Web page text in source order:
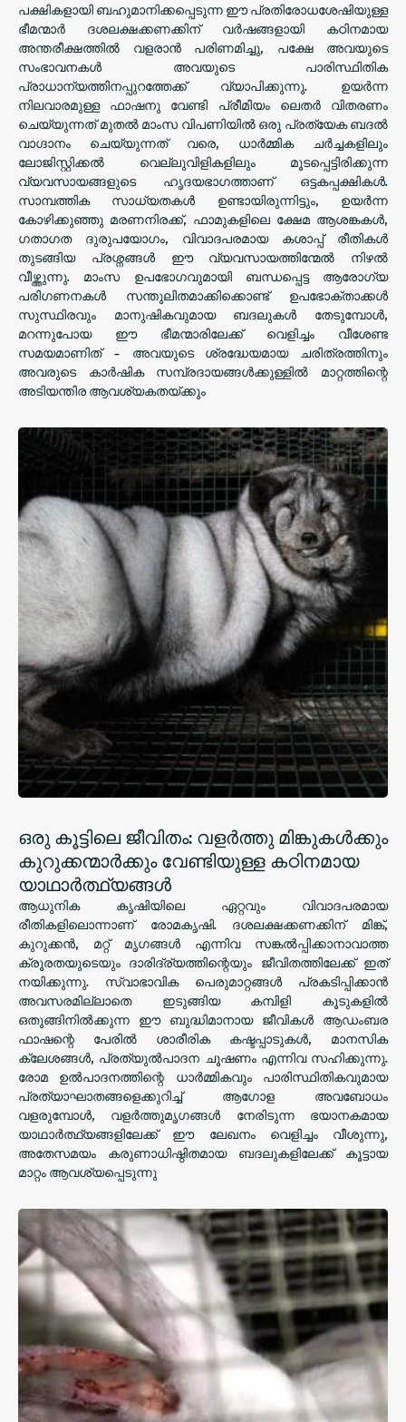
പക്ഷികളായി ബഹുമാനിക്കപ്പെടുന്ന ഈ പ്രതിരോധശേഷിയുള്ള
ഭീമന്മാർ ദശലക്ഷക്കണക്കിന് വർഷങ്ങളായി കഠിനമായ
അന്തരീക്ഷത്തിൽ വളരാൻ പരിണമിച്ചു, പക്ഷേ അവയുടെ
സംഭാവനകൾ അവയുടെ പാരിസ്ഥിതിക
പ്രാധാന്യത്തിനപ്പുറത്തേക്ക് വ്യാപിക്കുന്നു. ഉയർന്ന
നിലവാരമുള്ള ഫാഷനു വേണ്ടി പ്രീമിയം ലെതർ വിതരണം
ചെയ്യുന്നത് മുതൽ മാംസ വിപണിയിൽ ഒരു പ്രത്യേക ബദൽ
വാഗ്ദാനം ചെയ്യുന്നത് വരെ, ധാർമ്മിക ചർച്ചകളിലും
ലോജിസ്റ്റിക്കൽ വെല്ലുവിളികളിലും മൂടപ്പെട്ടിരിക്കുന്ന
വ്യവസായങ്ങളുടെ ഹൃദയഭാഗത്താണ് ഒട്ടകപ്പക്ഷികൾ.
സാമ്പത്തിക സാധ്യതകൾ ഉണ്ടായിരുന്നിട്ടും, ഉയർന്ന
കോഴിക്കുഞ്ഞു മരണനിരക്ക്, ഫാമുകളിലെ ക്ഷേമ ആശങ്കകൾ,
ഗതാഗത ദുരുപയോഗം, വിവാദപരമായ കശാപ്പ് രീതികൾ
തുടങ്ങിയ പ്രശ്നങ്ങൾ ഈ വ്യവസായത്തിന്മേൽ നിഴൽ
വീഴ്ത്തുന്നു. മാംസ ഉപഭോഗവുമായി ബന്ധപ്പെട്ട ആരോഗ്യ
പരിഗണനകൾ സന്തുലിതമാക്കിക്കൊണ്ട് ഉപഭോക്താക്കൾ
സുസ്ഥിരവും മാനുഷികവുമായ ബദലുകൾ തേടുമ്പോൾ,
മറന്നുപോയ ഈ ഭീമന്മാരിലേക്ക് വെളിച്ചം വീശേണ്ട
സമയമാണിത് - അവയുടെ ശ്രദ്ധേയമായ ചരിത്രത്തിനും
അവരുടെ കാർഷിക സമ്പ്രദായങ്ങൾക്കുള്ളിൽ മാറ്റത്തിന്റെ
അടിയന്തിര ആവശ്യകതയ്ക്കും
ഒരു കൂട്ടിലെ ജീവിതം: വളർത്തു മിങ്കുകൾക്കും
കുറുക്കന്മാർക്കും വേണ്ടിയുള്ള കഠിനമായ
യാഥാർത്ഥ്യങ്ങൾ
ആധുനിക കൃഷിയിലെ ഏറ്റവും വിവാദപരമായ
രീതികളിലൊന്നാണ് രോമകൃഷി. ദശലക്ഷക്കണക്കിന് മിങ്ക്,
കുറുക്കൻ, മറ്റ് മൃഗങ്ങൾ എന്നിവ സങ്കൽപ്പിക്കാനാവാത്ത
ക്രൂരതയുടെയും ദാരിദ്ര്യത്തിന്റെയും ജീവിതത്തിലേക്ക് ഇത്
നയിക്കുന്നു. സ്വാഭാവിക പെരുമാറ്റങ്ങൾ പ്രകടിപ്പിക്കാൻ
അവസരമില്ലാതെ ഇടുങ്ങിയ കമ്പിളി കൂടുകളിൽ
ഒതുങ്ങിനിൽക്കുന്ന ഈ ബുദ്ധിമാനായ ജീവികൾ ആഡംബര
ഫാഷന്റെ പേരിൽ ശാരീരിക കഷ്ടപ്പാടുകൾ, മാനസിക
ക്ലേശങ്ങൾ, പ്രത്യുൽപാദന ചൂഷണം എന്നിവ സഹിക്കുന്നു.
രോമ ഉൽപാദനത്തിന്റെ ധാർമ്മികവും പാരിസ്ഥിതികവുമായ
പ്രത്യാഘാതങ്ങളെക്കുറിച്ച് ആഗോള അവബോധം
വളരുമ്പോൾ, വളർത്തുമൃഗങ്ങൾ നേരിടുന്ന ഭയാനകമായ
യാഥാർത്ഥ്യങ്ങളിലേക്ക് ഈ ലേഖനം വെളിച്ചം വീശുന്നു,
അതേസമയം കരുണാധിഷ്ഠിതമായ ബദലുകളിലേക്ക് കൂട്ടായ
മാറ്റം ആവശ്യപ്പെടുന്നു